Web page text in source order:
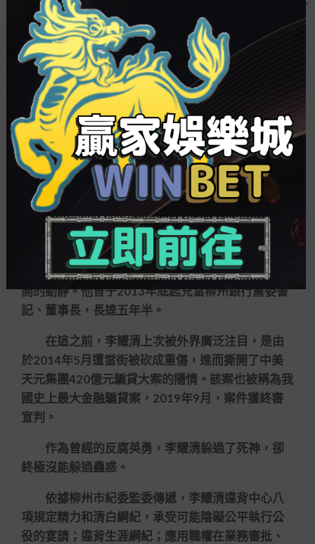
而依據判決書的增補，融水柳銀村鎮銀行因違
規頒發抵押409億元，柳州銀保監分局以負領導義務
為由對鄒曉祥作出上述行政處分。同時，該行因違
規頒發抵押259億元，柳州銀保監分局以負領導義務
為由對梁曉軍作出上述行政處分。
此后，鄒曉祥又因對融水柳銀村鎮銀行違規核
辦開卡業務的違法違規行徑負有義務，于2020年5
月被柳州銀保監分局警告，并處分款7萬元。
公然信息顯示，融水柳銀村鎮銀行于2010年底
由柳州銀行倡議成立，目前注冊資金367億元。此
中，柳州銀行持股近85，為該行第一大股東。
值得留心的是，近日，柳州市紀委監委還發行
了柳州市金投集團原黨委書記、董事長李耀清被雙
開的動靜。他曾于2013年底起充當柳州銀行黨委書
記、董事長，長達五年半。
在這之前，李耀清上次被外界廣泛注目，是由
於2014年5月遭當街被砍成重傷，進而撕開了中美
天元集團420億元騙貸大案的隱情。該案也被稱為我
國史上最大金融騙貸案，2019年9月，案件獲終審
宣判。
作為曾經的反腐英勇，李耀清躲過了死神，卻
終極沒能躲過蠱惑。
依據柳州市紀委監委傳遞，李耀清違背中心八
項規定精力和清白綱紀，承受可能陰礙公平執行公
役的宴請；違背生涯綱紀；應用職權在業務審批、